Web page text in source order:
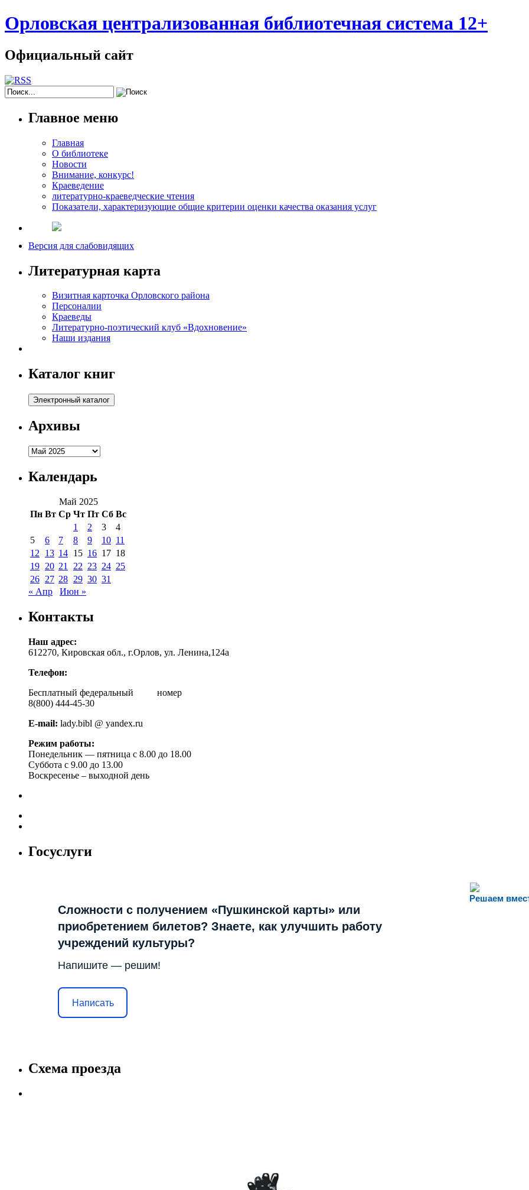
Орловская централизованная библиотечная система 12+
Официальный сайт
Главное меню
Главная
О библиотеке
Новости
Внимание, конкурс!
Краеведение
литературно-краеведческие чтения
Показатели, характеризующие общие критерии оценки качества оказания услуг
Версия для слабовидящих
Литературная карта
Визитная карточка Орловского района
Персоналии
Краеведы
Литературно-поэтический клуб «Вдохновение»
Наши издания
Каталог книг
Архивы
Архивы
Календарь
Май 2025
Пн Вт Ср Чт Пт Сб Вс
1
2 3
4
5
6 7 8 9 10 11
12
13 14 15 16 17 18
19 20 21 22 23 24 25
26 27 28 29 30 31
« Апр
Июн »
Контакты
Наш адрес:
612270, Кировская обл., г.Орлов, ул. Ленина,124а
Телефон:
Бесплатный федеральный номер
8(800) 444-45-30
E-mail: lady.bibl @ yandex.ru
Режим работы:
Понедельник — пятница с 8.00 до 18.00
Суббота с 9.00 до 13.00
Воскресенье – выходной день
Госуслуги
Решаем
Сложности с получением «Пушкинской карты» или
приобретением билетов? Знаете, как улучшить работу
учреждений культуры?
Напишите — решим!
Написать
Схема проезда